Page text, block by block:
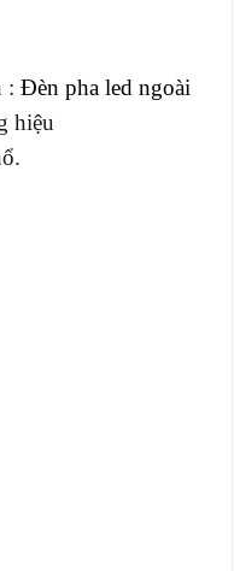
: Đèn pha led ngoài
hiệu